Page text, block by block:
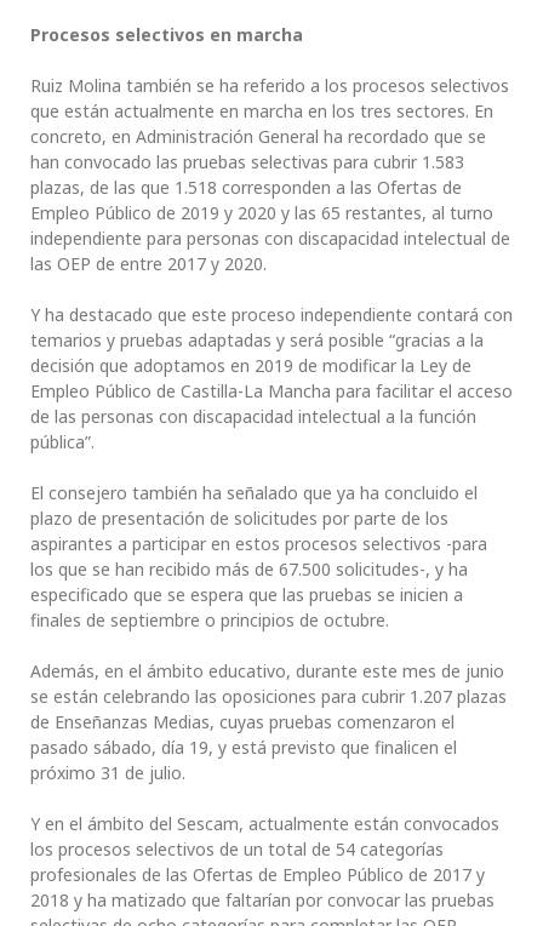
Procesos selectivos en marcha
Ruiz Molina también se ha referido a los procesos selectivos
que están actualmente en marcha en los tres sectores. En
concreto, en Administración General ha recordado que se
han convocado las pruebas selectivas para cubrir 1.583
plazas, de las que 1.518 corresponden a las Ofertas de
Empleo Público de 2019 y 2020 y las 65 restantes, al turno
independiente para personas con discapacidad intelectual de
las OEP de entre 2017 y 2020.
Y ha destacado que este proceso independiente contará con
temarios y pruebas adaptadas y será posible “gracias a la
decisión que adoptamos en 2019 de modificar la Ley de
Empleo Público de Castilla-La Mancha para facilitar el acceso
de las personas con discapacidad intelectual a la función
pública”.
El consejero también ha señalado que ya ha concluido el
plazo de presentación de solicitudes por parte de los
aspirantes a participar en estos procesos selectivos -para
los que se han recibido más de 67.500 solicitudes-, y ha
especificado que se espera que las pruebas se inicien a
finales de septiembre o principios de octubre.
Además, en el ámbito educativo, durante este mes de junio
se están celebrando las oposiciones para cubrir 1.207 plazas
de Enseñanzas Medias, cuyas pruebas comenzaron el
pasado sábado, día 19, y está previsto que finalicen el
próximo 31 de julio.
Y en el ámbito del Sescam, actualmente están convocados
los procesos selectivos de un total de 54 categorías
profesionales de las Ofertas de Empleo Público de 2017 y
2018 y ha matizado que faltarían por convocar las pruebas